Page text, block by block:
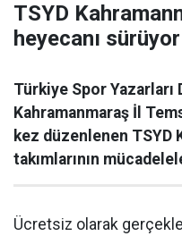
TSYD
heyecanı sürüyor
Türkiye Spor Yazarları
Kahramanmaraş İl
kez düzenlenen TSYD
takımlarının
Ücretsiz olarak